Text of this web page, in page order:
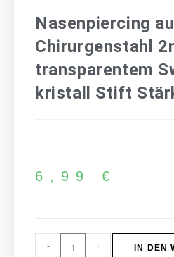
Nasenpiercing
Chirurgenstahl
transparentem
kristall Stift
6,99 €
- + IN DEN